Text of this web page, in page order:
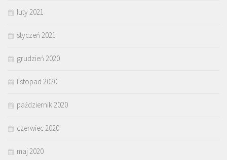
luty 2021
styczeń 2021
grudzień 2020
listopad 2020
październik 2020
czerwiec 2020
maj 2020